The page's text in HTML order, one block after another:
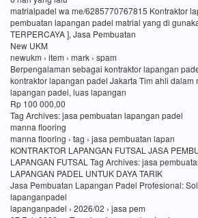
matrialpadel wa me/6285770767815 Kontraktor
pembuatan lapangan padel matrial yang di
TERPERCAYA ], Jasa Pembuatan
New UKM
newukm › item › mark › spam
Berpengalaman sebagai kontraktor lapangan
kontraktor lapangan padel Jakarta Tim ahli dalam
lapangan padel, luas lapangan
Rp 100 000,00
Tag Archives: jasa pembuatan lapangan padel
manna flooring
manna flooring › tag › jasa pembuatan lapan
KONTRAKTOR LAPANGAN FUTSAL JASA
LAPANGAN FUTSAL Tag Archives: jasa
LAPANGAN PADEL UNTUK DAYA TARIK
Jasa Pembuatan Lapangan Padel Profesional:
lapanganpadel
lapanganpadel › 2026/02 › jasa pem